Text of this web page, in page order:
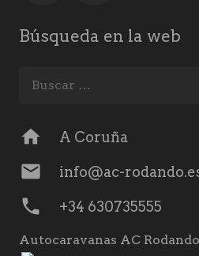
Búsqueda en la web
home A Coruña
mail info@ac-
phone +34 630735555
Autocaravanas AC